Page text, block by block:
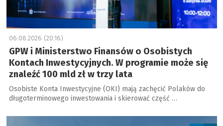
06.08.2026 (20:16)
GPW i Ministerstwo Finansów o Osobistych
Kontach Inwestycyjnych. W programie może się
znaleźć 100 mld zł w trzy lata
Osobiste Konta Inwestycyjne (OKI) mają zachęcić Polaków do
długoterminowego inwestowania i skierować część …
a